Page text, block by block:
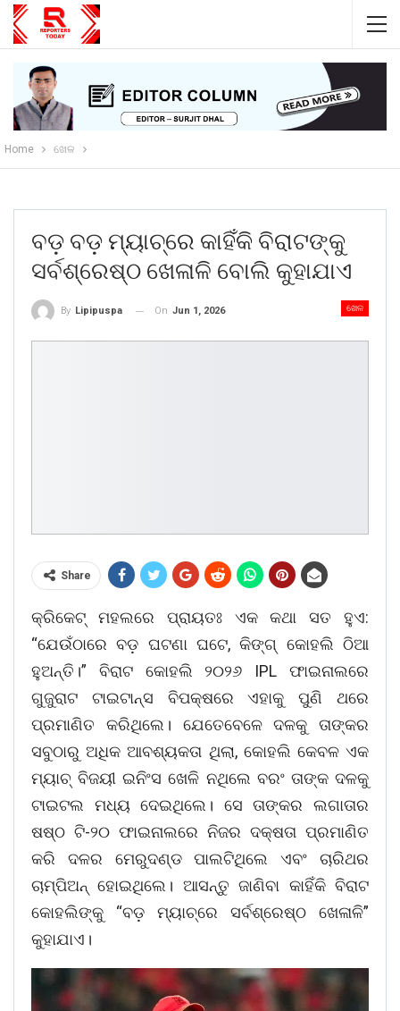
Home ଖେଳ
ବଡ଼ ବଡ଼ ମ୍ୟାଚ୍‌ରେ କାହିଁକି ବିରାଟଙ୍କୁ
ସର୍ବଶ୍ରେଷ୍ଠ ଖେଳାଳି ବୋଲି କୁହାଯାଏ
ଖେଳ
By Lipipuspa On Jun 1, 2026
Share
କ୍ରିକେଟ୍ ମହଲରେ ପ୍ରାୟତଃ ଏକ କଥା ସତ ହୁଏ:
“ଯେଉଁଠାରେ ବଡ଼ ଘଟଣା ଘଟେ, କିଙ୍ଗ୍ କୋହଲି ଠିଆ
ହୁଅନ୍ତି।” ବିରାଟ କୋହଲି ୨୦୨୬ IPL ଫାଇନାଲରେ
ଗୁଜୁରାଟ ଟାଇଟାନ୍ସ ବିପକ୍ଷରେ ଏହାକୁ ପୁଣି ଥରେ
ପ୍ରମାଣିତ କରିଥିଲେ। ଯେତେବେଳେ ଦଳକୁ ତାଙ୍କର
ସବୁଠାରୁ ଅଧିକ ଆବଶ୍ୟକତା ଥିଲା, କୋହଲି କେବଳ ଏକ
ମ୍ୟାଚ୍ ବିଜୟୀ ଇନିଂସ ଖେଳି ନଥିଲେ ବରଂ ତାଙ୍କ ଦଳକୁ
ଟାଇଟଲ ମଧ୍ୟ ଦେଇଥିଲେ। ସେ ତାଙ୍କର ଲଗାତାର
ଷଷ୍ଠ ଟି-୨୦ ଫାଇନାଲରେ ନିଜର ଦକ୍ଷତା ପ୍ରମାଣିତ
କରି ଦଳର ମେରୁଦଣ୍ଡ ପାଲଟିଥିଲେ ଏବଂ ଚାରିଥର
ଚାମ୍ପିଅନ୍ ହୋଇଥିଲେ। ଆସନ୍ତୁ ଜାଣିବା କାହିଁକି ବିରାଟ
କୋହଲିଙ୍କୁ “ବଡ଼ ମ୍ୟାଚ୍‌ରେ ସର୍ବଶ୍ରେଷ୍ଠ ଖେଳାଳି”
କୁହାଯାଏ।